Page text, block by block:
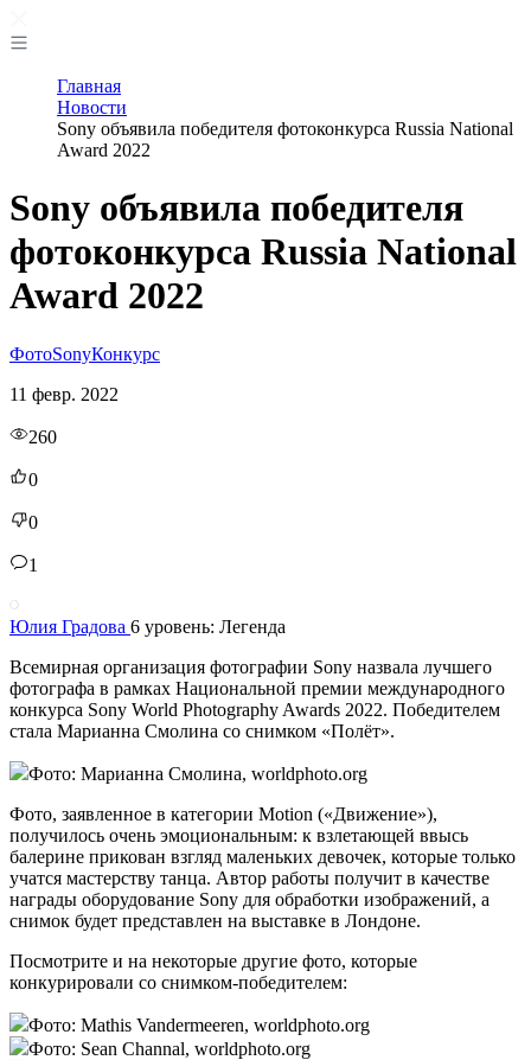
Главная
Новости
Sony объявила победителя фотоконкурса Russia National
Award 2022
Sony объявила победителя
фотоконкурса Russia National
Award 2022
ФотоSonyКонкурс
11 февр. 2022
260
0
0
1
Юлия Градова 6 уровень: Легенда
Всемирная организация фотографии Sony назвала лучшего
фотографа в рамках Национальной премии международного
конкурса Sony World Photography Awards 2022. Победителем
стала Марианна Смолина со снимком «Полёт».
Фото: Марианна Смолина, worldphoto.org
Фото, заявленное в категории Motion («Движение»),
получилось очень эмоциональным: к взлетающей ввысь
балерине прикован взгляд маленьких девочек, которые только
учатся мастерству танца. Автор работы получит в качестве
награды оборудование Sony для обработки изображений, а
снимок будет представлен на выставке в Лондоне.
Посмотрите и на некоторые другие фото, которые
конкурировали со снимком-победителем:
Фото: Mathis Vandermeeren, worldphoto.org
Фото: Sean Channal, worldphoto.org